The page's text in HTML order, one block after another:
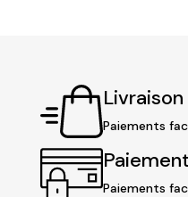
Livraison
Paiements
Paiements